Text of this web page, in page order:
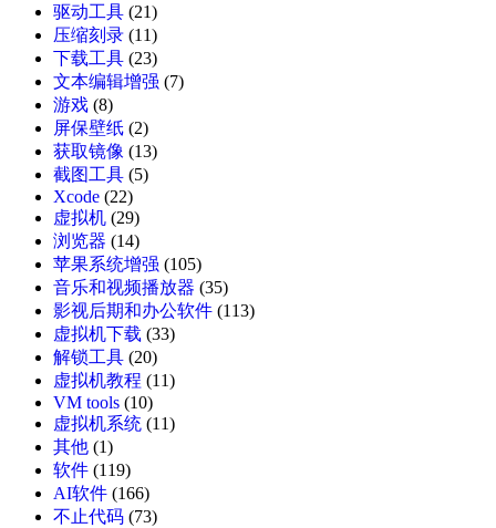
驱动工具 (21)
压缩刻录 (11)
下载工具 (23)
文本编辑增强 (7)
游戏 (8)
屏保壁纸 (2)
获取镜像 (13)
截图工具 (5)
Xcode (22)
虚拟机 (29)
浏览器 (14)
苹果系统增强 (105)
音乐和视频播放器 (35)
影视后期和办公软件 (113)
虚拟机下载 (33)
解锁工具 (20)
虚拟机教程 (11)
VM tools (10)
虚拟机系统 (11)
其他 (1)
软件 (119)
AI软件 (166)
不止代码 (73)